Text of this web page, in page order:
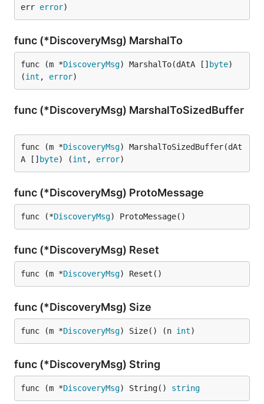
err error)
func (*DiscoveryMsg) MarshalTo
func (m *DiscoveryMsg) MarshalTo(dAtA [] byte)
(int , error)
func (*DiscoveryMsg) MarshalToSizedBuffer
func (m *DiscoveryMsg) MarshalToSizedBuffer(dAt
A [] byte) (int , error)
func (*DiscoveryMsg) ProtoMessage
func (*DiscoveryMsg) ProtoMessage()
func (*DiscoveryMsg) Reset
func (m *DiscoveryMsg) Reset()
func (*DiscoveryMsg) Size
func (m *DiscoveryMsg) Size() (n int)
func (*DiscoveryMsg) String
func (m *DiscoveryMsg) String() string